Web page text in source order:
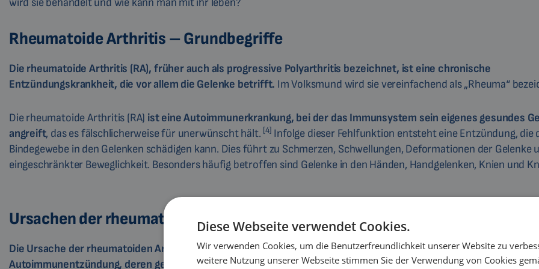
Rheumatoide Arthritis – Grundbegriffe
Die rheumatoide Arthritis (RA), früher auch als progressive Polyarthritis bezeichnet, ist eine chronische
Entzündungskrankheit, die vor allem die Gelenke betrifft. Im Volksmund wird sie vereinfachend als „Rheuma“
Die rheumatoide Arthritis (RA) ist eine Autoimmunerkrankung, bei der das Immunsystem sein eigenes gesundes
angreift, das es fälschlicherweise für unerwünscht hält. [4] Infolge dieser Fehlfunktion entsteht eine Entzündung, die
Bindegewebe in den Gelenken schädigen kann. Dies führt zu Schmerzen, Schwellungen, Deformationen der Gelenke
eingeschränkter Beweglichkeit. Besonders häufig betroffen sind Gelenke in den Händen, Handgelenken, Knien und
Ursachen der rheumatoiden Arthritis
Die Ursache der rheumatoiden Arthritis ist eine
Autoimmunentzündung, deren genauer Ursprung jedoch noch nicht
Diese Webseite verwendet Cookies.
Wir verwenden Cookies, um die Benutzerfreundlichkeit unserer Website zu
weitere Nutzung unserer Webseite stimmen Sie der Verwendung von Cookies